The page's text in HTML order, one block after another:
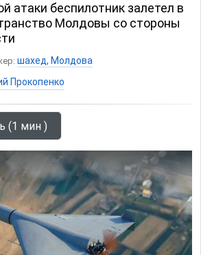
атаки беспилотник залетел в
Молдовы со стороны
шахед, Молдова
Прокопенко
(1 мин )